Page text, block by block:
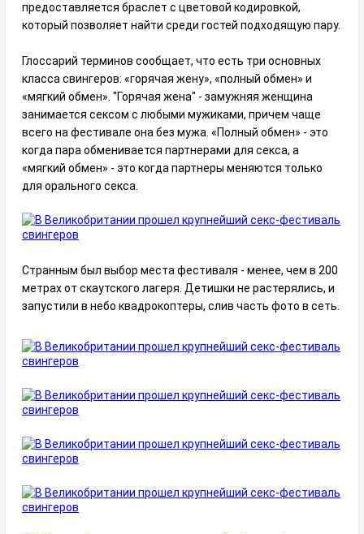
предоставляется браслет с цветовой кодировкой,
который позволяет найти среди гостей подходящую пару.
Глоссарий терминов сообщает, что есть три основных
класса свингеров: «горячая жену», «полный обмен» и
«мягкий обмен». "Горячая жена" - замужняя женщина
занимается сексом с любыми мужиками, причем чаще
всего на фестивале она без мужа. «Полный обмен» - это
когда пара обменивается партнерами для секса, а
«мягкий обмен» - это когда партнеры меняются только
для орального секса.
Странным был выбор места фестиваля - менее, чем в 200
метрах от скаутского лагеря. Детишки не растерялись, и
запустили в небо квадрокоптеры, слив часть фото в сеть.